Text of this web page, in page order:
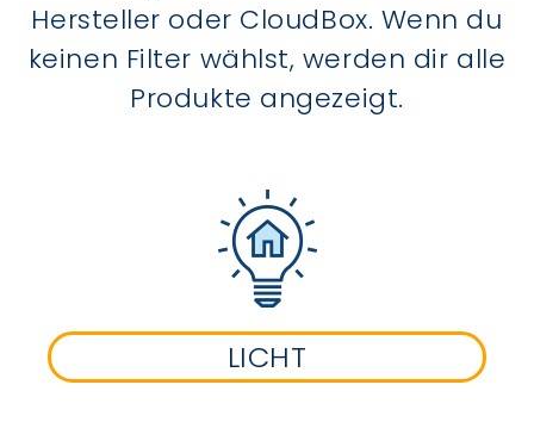
Hersteller oder CloudBox. Wenn du
keinen Filter wählst, werden dir alle
Produkte angezeigt.
LICHT